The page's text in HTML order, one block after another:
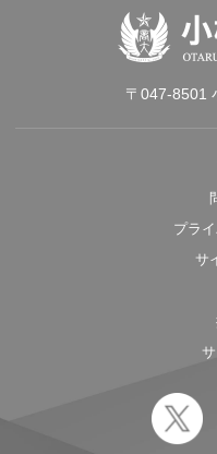
〒047-8501
プラ
サ